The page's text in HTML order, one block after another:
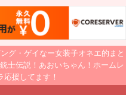
グ・ゲイなー女装子オネエ的まと
士伝説！あおいちゃん！ホームレ
応援してます！